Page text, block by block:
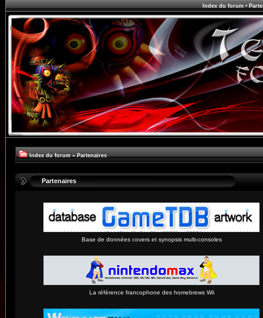
Index du forum•
Index du forum » Partenaires
Partenaires
Base de données covers et synopsis multi-consoles
La référence francophone des homebrews Wii